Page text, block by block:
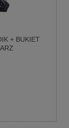
+ BUKIET